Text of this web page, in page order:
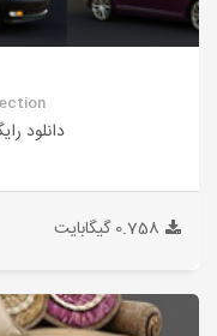
دانلود
0.758 گیگابایت